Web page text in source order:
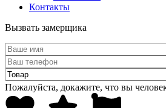
Контакты
Вызвать замерщика
Пожалуйста, докажите, что вы